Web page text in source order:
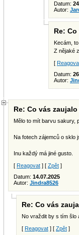
Datum:
Autor:
Re:
Kecám,
Z nějaké
[
Datum:
Autor:
Re: Co vás zaujalo
Mělo to mít barvu sakury,
Na fotech zájemců o sklo
Inu každý má jiné gusto.
[ Reagovat ] [ Zpět ]
Datum: 14.07.2025
Autor: Jindra8526
Re: Co vás
No vraždit by s tím šlo
[ Reagovat ] [ Zpět ]